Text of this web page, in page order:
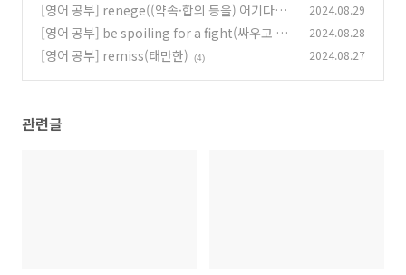
[영어 공부] renege((약속·합의 등을) 어기다
[저버리다/취소하다])
(0)
2024.08.29
[영어 공부] be spoiling for a fight(싸우고 싶
어 안달하다) (0)
2024.08.28
[영어 공부] remiss(태만한) (4) 2024.08.27
관련글